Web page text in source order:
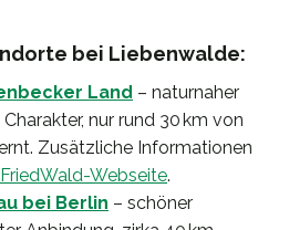
bei Liebenwalde:
Land – naturnaher
nur rund 30 km von
Zusätzliche Informationen
FriedWald-Webseite.
bei Berlin – schöner